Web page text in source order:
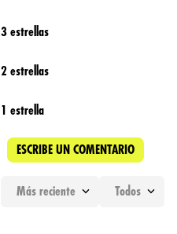
3 estrellas
2 estrellas
1 estrella
ESCRIBE UN COMENTARIO
Más reciente Todos